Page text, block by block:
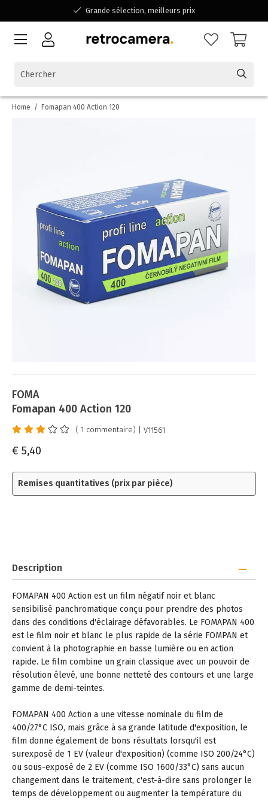
Grande sélection, meilleurs prix
Disponible pour toutes vos questions
Home / Fomapan 400 Action 120
FOMA
Fomapan 400 Action 120
( 1 commentaire) | V11561
€ 5,40
Remises quantitatives (prix par pièce)
Description
FOMAPAN 400 Action est un film négatif noir et blanc
sensibilisé panchromatique conçu pour prendre des photos
dans des conditions d'éclairage défavorables. Le FOMAPAN 400
est le film noir et blanc le plus rapide de la série FOMPAN et
convient à la photographie en basse lumière ou en action
rapide. Le film combine un grain classique avec un pouvoir de
résolution élevé, une bonne netteté des contours et une large
gamme de demi-teintes.
FOMAPAN 400 Action a une vitesse nominale du film de
400/27°C ISO, mais grâce à sa grande latitude d'exposition, le
film donne également de bons résultats lorsqu'il est
surexposé de 1 EV (valeur d'exposition) (comme ISO 200/24°C)
ou sous-exposé de 2 EV (comme ISO 1600/33°C) sans aucun
changement dans le traitement, c'est-à-dire sans prolonger le
temps de développement ou augmenter la température du